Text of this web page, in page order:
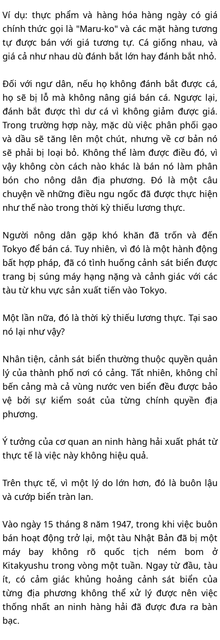
Ví dụ: thực phẩm và hàng hóa hàng ngày có giá
chính thức gọi là "Maru-ko" và các mặt hàng tương
tự được bán với giá tương tự. Cá giống nhau, và
giá cả như nhau dù đánh bắt lớn hay đánh bắt nhỏ.
Đối với ngư dân, nếu họ không đánh bắt được cá,
họ sẽ bị lỗ mà không nâng giá bán cá. Ngược lại,
đánh bắt được thì dư cá vì không giảm được giá.
Trong trường hợp này, mặc dù việc phân phối gạo
và dầu sẽ tăng lên một chút, nhưng về cơ bản nó
sẽ phải bị loại bỏ. Không thể làm được điều đó, vì
vậy không còn cách nào khác là bán nó làm phân
bón cho nông dân địa phương. Đó là một câu
chuyện về những điều ngu ngốc đã được thực hiện
như thế nào trong thời kỳ thiếu lương thực.
Người nông dân gặp khó khăn đã trốn và đến
Tokyo để bán cá. Tuy nhiên, vì đó là một hành động
bất hợp pháp, đã có tình huống cảnh sát biển được
trang bị súng máy hạng nặng và cảnh giác với các
tàu từ khu vực sản xuất tiến vào Tokyo.
Một lần nữa, đó là thời kỳ thiếu lương thực. Tại sao
nó lại như vậy?
Nhân tiện, cảnh sát biển thường thuộc quyền quản
lý của thành phố nơi có cảng. Tất nhiên, không chỉ
bến cảng mà cả vùng nước ven biển đều được bảo
vệ bởi sự kiểm soát của từng chính quyền địa
phương.
Ý tưởng của cơ quan an ninh hàng hải xuất phát từ
thực tế là việc này không hiệu quả.
Trên thực tế, vì một lý do lớn hơn, đó là buôn lậu
và cướp biển tràn lan.
Vào ngày 15 tháng 8 năm 1947, trong khi việc buôn
bán hoạt động trở lại, một tàu Nhật Bản đã bị một
máy bay không rõ quốc tịch ném bom ở
Kitakyushu trong vòng một tuần. Ngay từ đầu, tàu
ít, có cảm giác khủng hoảng cảnh sát biển của
từng địa phương không thể xử lý được nên việc
thống nhất an ninh hàng hải đã được đưa ra bàn
bạc.